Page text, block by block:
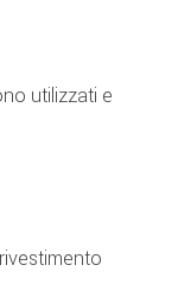
utilizzati e